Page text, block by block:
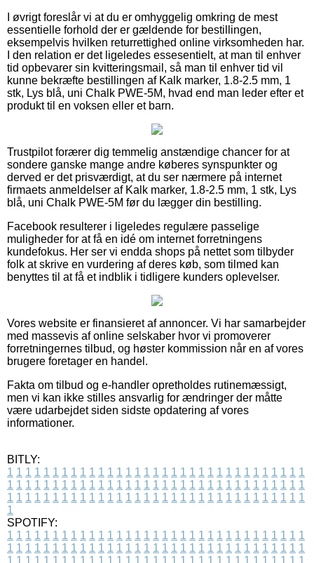
I øvrigt foreslår vi at du er omhyggelig omkring de mest
essentielle forhold der er gældende for bestillingen,
eksempelvis hvilken returrettighed online virksomheden har.
I den relation er det ligeledes essesentielt, at man til enhver
tid opbevarer sin kvitteringsmail, så man til enhver tid vil
kunne bekræfte bestillingen af Kalk marker, 1.8-2.5 mm, 1
stk, Lys blå, uni Chalk PWE-5M, hvad end man leder efter et
produkt til en voksen eller et barn.
Trustpilot forærer dig temmelig anstændige chancer for at
sondere ganske mange andre køberes synspunkter og
derved er det prisværdigt, at du ser nærmere på internet
firmaets anmeldelser af Kalk marker, 1.8-2.5 mm, 1 stk, Lys
blå, uni Chalk PWE-5M før du lægger din bestilling.
Facebook resulterer i ligeledes regulære passelige
muligheder for at få en idé om internet forretningens
kundefokus. Her ser vi endda shops på nettet som tilbyder
folk at skrive en vurdering af deres køb, som tilmed kan
benyttes til at få et indblik i tidligere kunders oplevelser.
Vores website er finansieret af annoncer. Vi har samarbejder
med massevis af online selskaber hvor vi promoverer
forretningernes tilbud, og høster kommission når en af vores
brugere foretager en handel.
Fakta om tilbud og e-handler opretholdes rutinemæssigt,
men vi kan ikke stilles ansvarlig for ændringer der måtte
være udarbejdet siden sidste opdatering af vores
informationer.
BITLY:
1 1 1 1 1 1 1 1 1 1 1 1 1 1 1 1 1 1 1 1 1 1 1 1 1 1 1 1 1 1 1 1 1
1 1 1 1 1 1 1 1 1 1 1 1 1 1 1 1 1 1 1 1 1 1 1 1 1 1 1 1 1 1 1 1 1
1 1 1 1 1 1 1 1 1 1 1 1 1 1 1 1 1 1 1 1 1 1 1 1 1 1 1 1 1 1 1 1 1
1
SPOTIFY:
1 1 1 1 1 1 1 1 1 1 1 1 1 1 1 1 1 1 1 1 1 1 1 1 1 1 1 1 1 1 1 1 1
1 1 1 1 1 1 1 1 1 1 1 1 1 1 1 1 1 1 1 1 1 1 1 1 1 1 1 1 1 1 1 1 1
1 1 1 1 1 1 1 1 1 1 1 1 1 1 1 1 1 1 1 1 1 1 1 1 1 1 1 1 1 1 1 1 1